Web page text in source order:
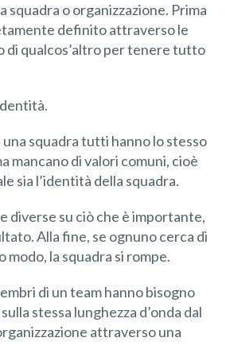
squadra o organizzazione. Prima
definito attraverso le
di qualcos’altro per tenere tutto
una squadra tutti hanno lo stesso
mancano di valori comuni, cioè
sia l’identità della squadra.
diverse su ciò che è importante,
Alla fine, se ognuno cerca di
modo, la squadra si rompe.
di un team hanno bisogno
stessa lunghezza d’onda dal
attraverso una